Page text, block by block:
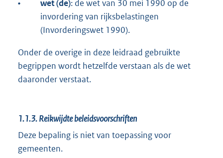
• wet (de): de wet van 30 mei 1990 op de
invordering van rijksbelastingen
(Invorderingswet 1990).
Onder de overige in deze leidraad gebruikte
begrippen wordt hetzelfde verstaan als de wet
daaronder verstaat.
1.1.3.Reikwijdte beleidsvoorschriften
Deze bepaling is niet van toepassing voor
gemeenten.